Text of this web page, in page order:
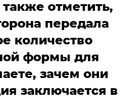
отметить,
передала
количество
формы для
зачем они
заключается в